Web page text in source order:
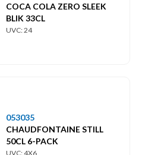
COCA COLA ZERO SLEEK
BLIK 33CL
UVC: 24
053035
CHAUDFONTAINE STILL
50CL 6-PACK
UVC: 4X6